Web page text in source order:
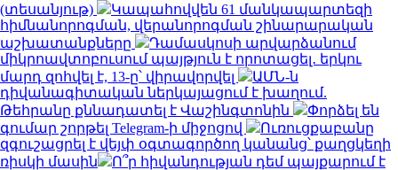
(տեսանյութ)
Կապահովվեն 61 մանկապարտեզի
հիմնանորոգման, վերանորոգման շինարարական
աշխատանքները
Դամասկոսի արվարձանում
միկրոավտոբուսում պայթյուն է որոտացել․ երկու
մարդ զոհվել է, 13-ը՝ վիրավորվել
ԱՄՆ-ն
դիվանագիտական ներկայացում է խաղում.
Թեհրանը քննադատել է Վաշինգտոնին
Փորձել են
գումար շորթել Telegram-ի միջոցով
Ուռուցքաբանը
զգուշացրել է վեյփ օգտագործող կանանց՝ քաղցկեղի
ռիսկի մասին
Ո՞ր հիվանդության դեմ պայքարում է